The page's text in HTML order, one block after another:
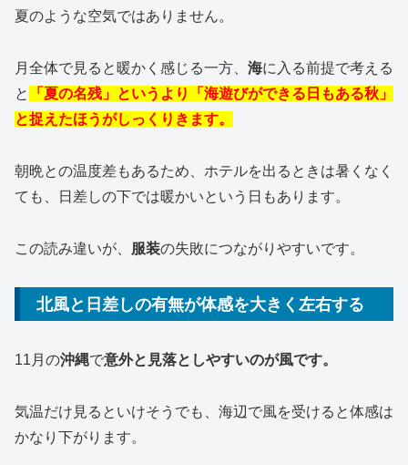
夏のような空気ではありません。
月全体で見ると暖かく感じる一方、 海に入る前提で考える
と
「夏の名残」というより「海遊びができる日もある秋」
と捉えたほうがしっくりきます。
朝晩との温度差もあるため、ホテルを出るときは暑くなく
ても、日差しの下では暖かいという日もあります。
この読み違いが、 服装の失敗につながりやすいです。
北風と日差しの有無が体感を大きく左右する
11月の沖縄で意外と見落としやすいのが風です。
気温だけ見るといけそうでも、海辺で風を受けると体感は
かなり下がります。